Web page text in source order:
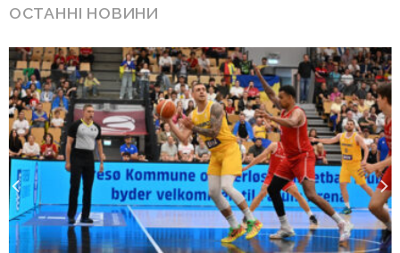
ОСТАННІ НОВИНИ